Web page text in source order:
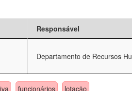
Responsável
Departamento de Recursos
funcionários lotação